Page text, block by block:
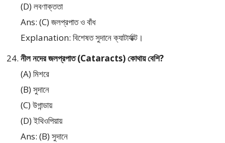
(D) লবণাক্ততা
Ans: (C) জলপ্রপাত ও বাঁধ
Explanation: বিশেষত সুদানে ক্যাটার্যাক্ট।
নীল নদের জলপ্রপাত (Cataracts) কোথায় বেশি?
(A) মিশরে
(B) সুদানে
(C) উগান্ডায়
(D) ইথিওপিয়ায়
Ans: (B) সুদানে